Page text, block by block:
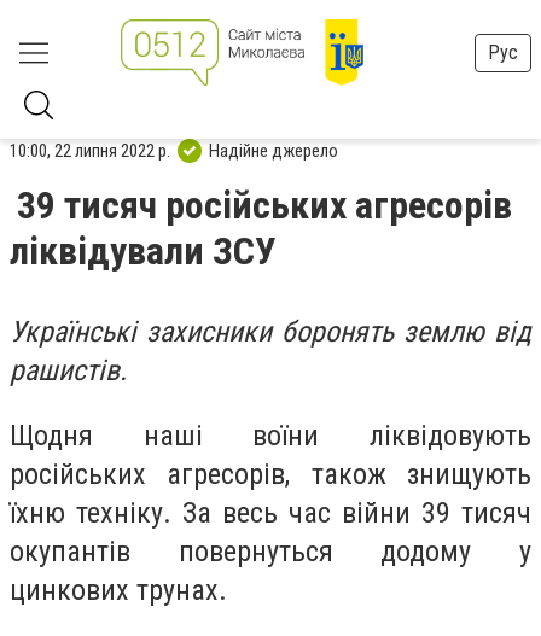
Рус
10:00, 22 липня 2022 р. Надійне джерело
39 тисяч російських агресорів
ліквідували ЗСУ
Українські захисники боронять землю від
рашистів.
Щодня наші воїни ліквідовують
російських агресорів, також знищують
їхню техніку. За весь час війни 39 тисяч
окупантів повернуться додому у
цинкових трунах.